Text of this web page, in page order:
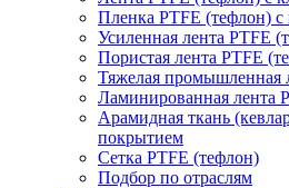
Пленка PTFE (тефлон)
Усиленная лента PTFE
Пористая лента PTFE
Тяжелая промышленная
Ламинированная лента
Арамидная ткань
покрытием
Сетка PTFE (тефлон)
Подбор по отраслям